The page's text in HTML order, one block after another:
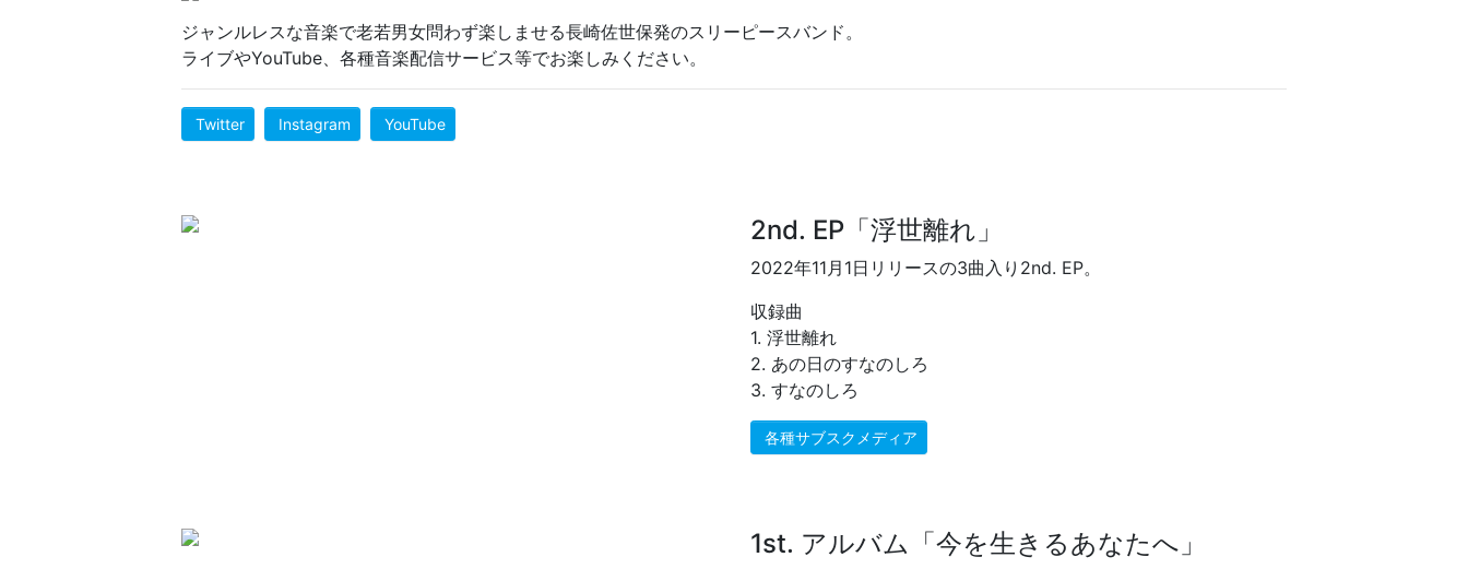
ジャンルレスな音楽で老若男女問わず楽しませる長崎佐世保発のスリーピースバンド。
ライブやYouTube、各種音楽配信サービス等でお楽しみください。
Twitter Instagram YouTube
2nd. EP「浮世離れ」
2022年11月1日リリースの3曲入り2nd. EP。
収録曲
1. 浮世離れ
2. あの日のすなのしろ
3. すなのしろ
各種サブスクメディア
1st. アルバム「今を生きるあなたへ」